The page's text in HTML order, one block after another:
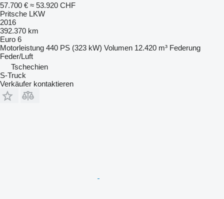
57.700 € ≈ 53.920 CHF
Pritsche LKW
2016
392.370 km
Euro 6
Motorleistung 440 PS (323 kW) Volumen 12.420 m³ Federung
Feder/Luft
Tschechien
S-Truck
Verkäufer kontaktieren